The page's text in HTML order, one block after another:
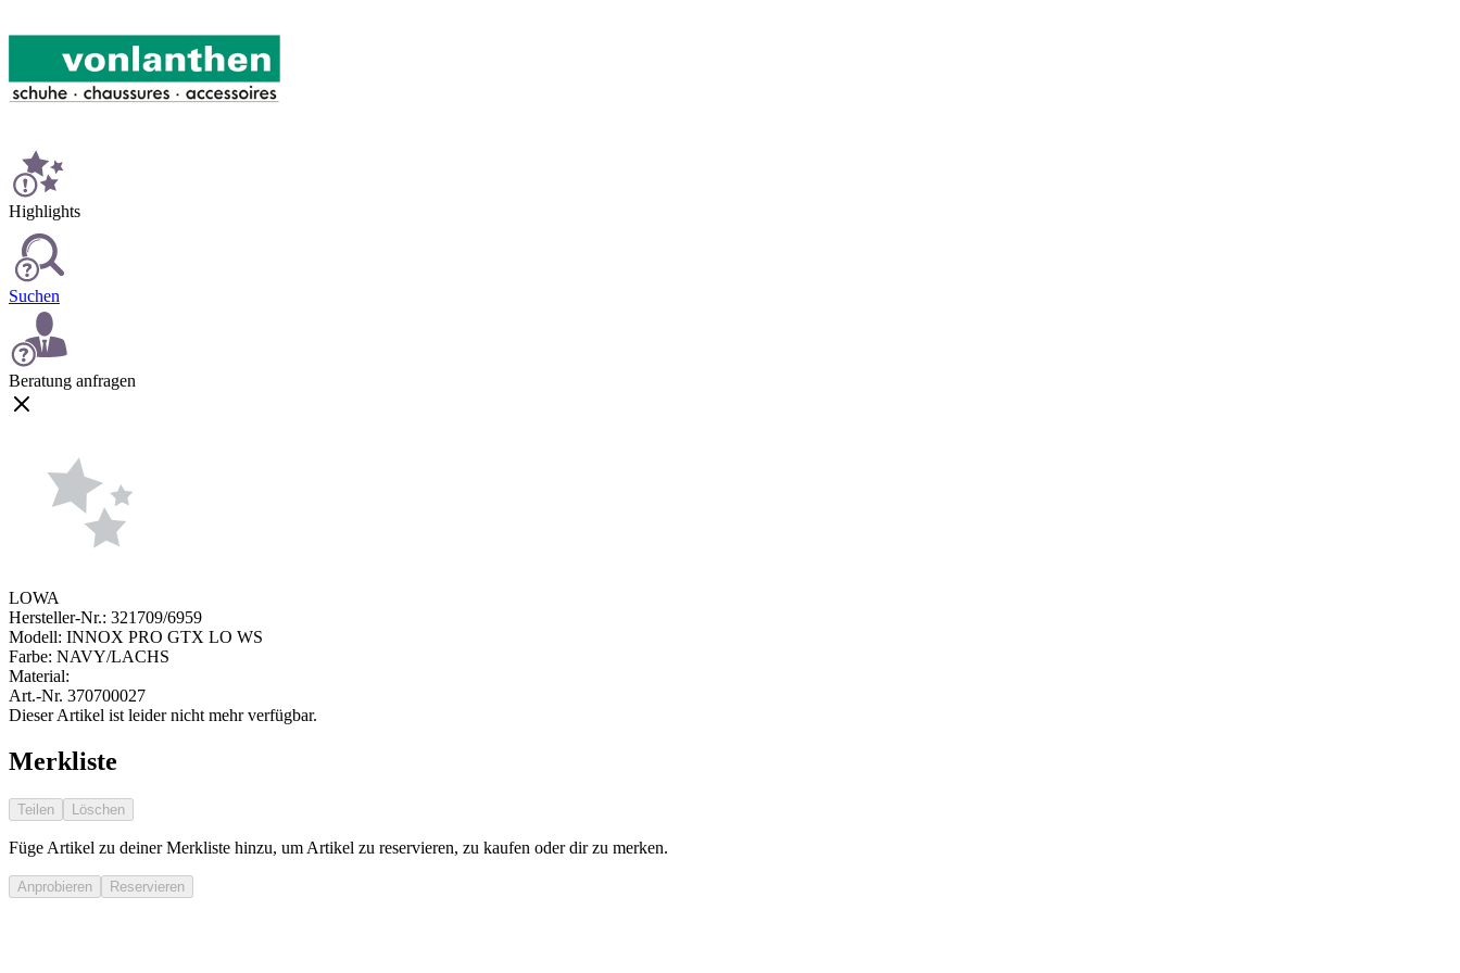
Highlights
Suchen
Beratung anfragen
LOWA
Hersteller-Nr.: 321709/6959
Modell: INNOX PRO GTX LO WS
Farbe: NAVY/LACHS
Material:
Art.-Nr. 370700027
Dieser Artikel ist leider nicht mehr verfügbar.
Merkliste
Teilen Löschen
Füge Artikel zu deiner Merkliste hinzu, um Artikel zu reservieren, zu kaufen oder dir zu merken.
Anprobieren Reservieren